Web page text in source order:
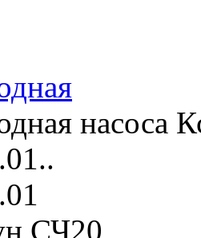
насоса
СЧ20